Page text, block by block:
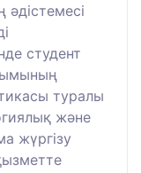
студент
туралы
және
жүргізу